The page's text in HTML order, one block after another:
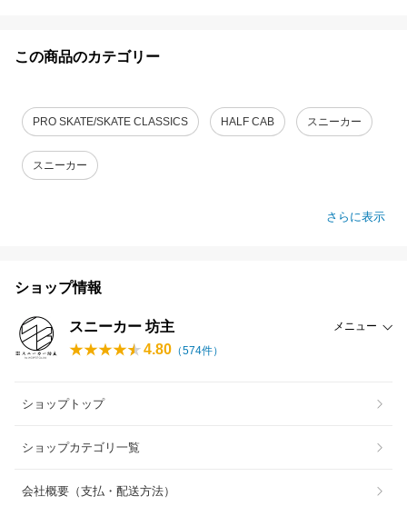
この商品のカテゴリー
PRO SKATE/SKATE CLASSICS HALF CAB スニーカー
スニーカー
さらに表示
ショップ情報
スニーカー 坊主 メニュー
4.80 （574件）
ショップトップ
ショップカテゴリ一覧
会社概要（支払・配送方法）